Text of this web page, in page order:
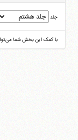
جلد
با کمک این بخش شما